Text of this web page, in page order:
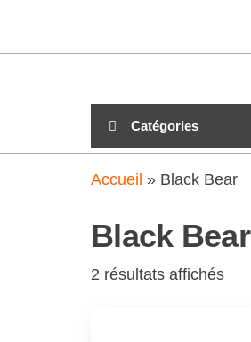
clubdial.fr
Catégories
Accueil » Black Bear
Black Bear
2 résultats affichés